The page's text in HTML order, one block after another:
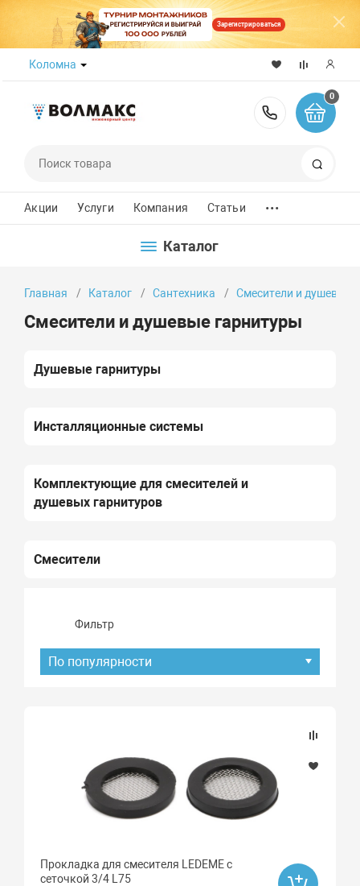
Зарегистрироваться
Коломна
8 (800)
0
Акции Услуги Компания Статьи ...
Каталог
Главная Каталог Сантехника Смесители и душевые
Смесители и душевые гарнитуры
Душевые гарнитуры
Инсталляционные системы
Комплектующие для смесителей и
душевых гарнитуров
Смесители
Фильтр
По популярности
Наличие товара
В наличии
Под заказ
Хит продаж
Прокладка для смесителя LEDEME с
сеточкой 3/4 L75